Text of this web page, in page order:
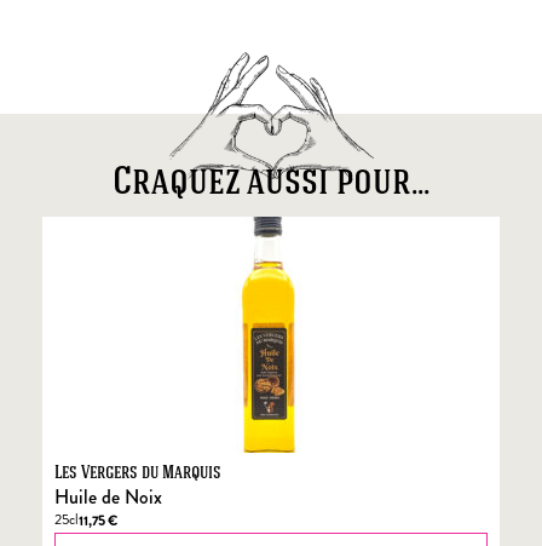
Craquez aussi pour...
Les Vergers du Marquis
Huile de Noix
25cl11,75€